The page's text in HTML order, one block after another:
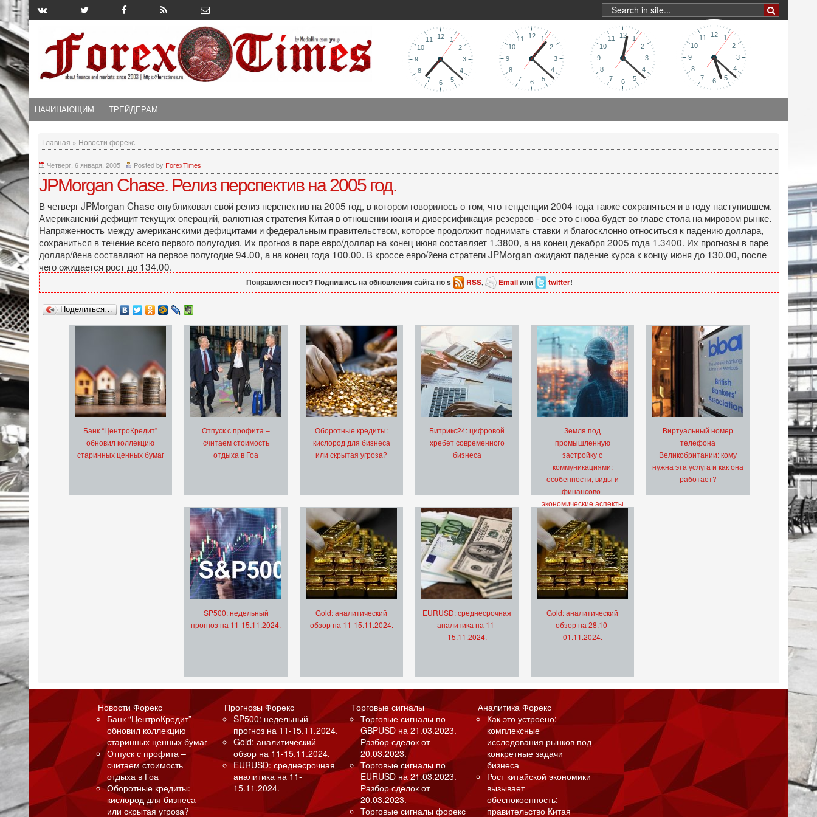
НАЧИНАЮЩИМ ТРЕЙДЕРАМ
Главная » Новости форекс
Четверг, 6 января, 2005 | Posted by ForexTimes
JPMorgan Chase. Релиз перспектив на 2005 год.
В четверг JPMorgan Chase опубликовал свой релиз перспектив на 2005 год, в котором говорилось о том, что тенденции 2004 года также сохраняться и в году наступившем.
Американский дефицит текущих операций, валютная стратегия Китая в отношении юаня и диверсификация резервов - все это снова будет во главе стола на мировом рынке.
Напряженность между американскими дефицитами и федеральным правительством, которое продолжит поднимать ставки и благосклонно относиться к падению доллара,
сохраниться в течение всего первого полугодия. Их прогноз в паре евро/доллар на конец июня составляет 1.3800, а на конец декабря 2005 года 1.3400. Их прогнозы в паре
доллар/йена составляют на первое полугодие 94.00, а на конец года 100.00. В кроссе евро/йена стратеги JPMorgan ожидают падение курса к концу июня до 130.00, после
чего ожидается рост до 134.00.
Понравился пост? Подпишись на обновления сайта по s RSS, Emailили twitter!
Поделиться…
Банк “ЦентроКредит”
обновил коллекцию
старинных ценных бумаг
Отпуск с профита –
считаем стоимость
отдыха в Гоа
Оборотные кредиты:
кислород для бизнеса
или скрытая угроза?
Битрикс24: цифровой
хребет современного
бизнеса
Земля под
промышленную
застройку с
коммуникациями:
особенности, виды и
финансово-
экономические аспекты
Виртуальный номер
телефона
Великобритании: кому
нужна эта услуга и как она
работает?
SP500: недельный
прогноз на 11-15.11.2024.
Gold: аналитический
обзор на 11-15.11.2024.
EURUSD: среднесрочная
аналитика на 11-
15.11.2024.
Gold: аналитический
обзор на 28.10-
01.11.2024.
Новости Форекс
Банк “ЦентроКредит”
обновил коллекцию
старинных ценных бумаг
Отпуск с профита –
считаем стоимость
отдыха в Гоа
Оборотные кредиты:
кислород для бизнеса
или скрытая угроза?
Прогнозы Форекс
SP500: недельный
прогноз на 11-15.11.2024.
Gold: аналитический
обзор на 11-15.11.2024.
EURUSD: среднесрочная
аналитика на 11-
15.11.2024.
Торговые сигналы
Торговые сигналы по
GBPUSD на 21.03.2023.
Разбор сделок от
20.03.2023.
Торговые сигналы по
EURUSD на 21.03.2023.
Разбор сделок от
20.03.2023.
Торговые сигналы форекс
Аналитика Форекс
Как это устроено:
комплексные
исследования рынков под
конкретные задачи
бизнеса
Рост китайской экономики
вызывает
обеспокоенность:
правительство Китая